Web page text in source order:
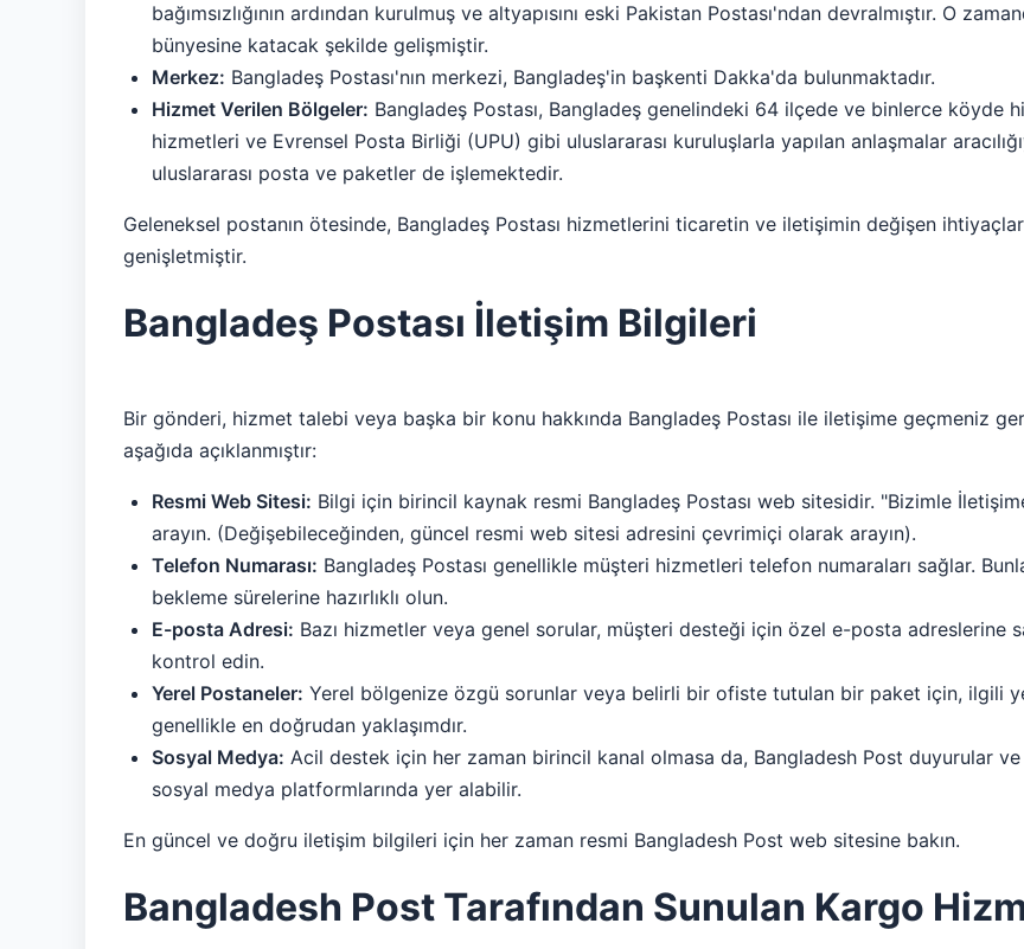
bağımsızlığının ardından kurulmuş ve altyapısını eski Pakistan Postası'ndan devralmıştır. O
bünyesine katacak şekilde gelişmiştir.
Merkez: Bangladeş Postası'nın merkezi, Bangladeş'in başkenti Dakka'da bulunmaktadır.
Hizmet Verilen Bölgeler: Bangladeş Postası, Bangladeş genelindeki 64 ilçede ve binlerce köyde
hizmetleri ve Evrensel Posta Birliği (UPU) gibi uluslararası kuruluşlarla yapılan anlaşmalar
uluslararası posta ve paketler de işlemektedir.
Geleneksel postanın ötesinde, Bangladeş Postası hizmetlerini ticaretin ve iletişimin değişen
genişletmiştir.
Bangladeş Postası İletişim Bilgileri
Bir gönderi, hizmet talebi veya başka bir konu hakkında Bangladeş Postası ile iletişime geçmeniz
aşağıda açıklanmıştır:
Resmi Web Sitesi: Bilgi için birincil kaynak resmi Bangladeş Postası web sitesidir. "Bizimle
arayın. (Değişebileceğinden, güncel resmi web sitesi adresini çevrimiçi olarak arayın).
Telefon Numarası: Bangladeş Postası genellikle müşteri hizmetleri telefon numaraları sağlar.
bekleme sürelerine hazırlıklı olun.
E-posta Adresi: Bazı hizmetler veya genel sorular, müşteri desteği için özel e-posta adreslerine
kontrol edin.
Yerel Postaneler: Yerel bölgenize özgü sorunlar veya belirli bir ofiste tutulan bir paket için, ilgili
genellikle en doğrudan yaklaşımdır.
Sosyal Medya: Acil destek için her zaman birincil kanal olmasa da, Bangladesh Post duyurular
sosyal medya platformlarında yer alabilir.
En güncel ve doğru iletişim bilgileri için her zaman resmi Bangladesh Post web sitesine bakın.
Bangladesh Post Tarafından Sunulan Kargo